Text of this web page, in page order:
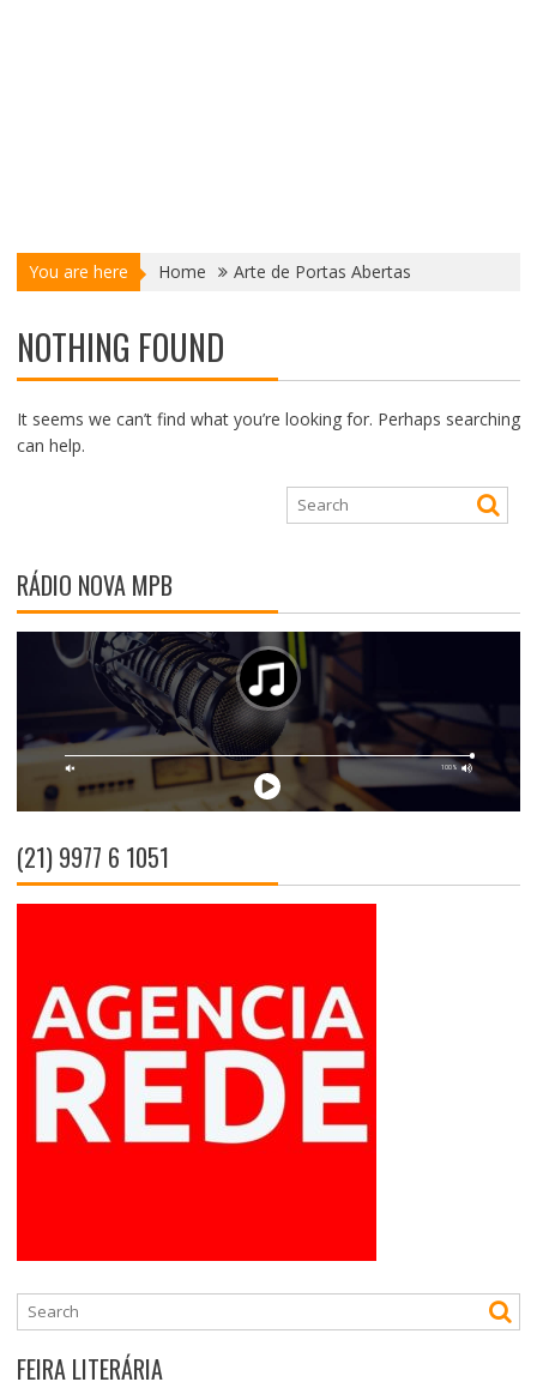
You are here Home Arte de Portas Abertas
NOTHING FOUND
It seems we can’t find what you’re looking for. Perhaps searching
can help.
RÁDIO NOVA MPB
(21) 9977 6 1051
FEIRA LITERÁRIA